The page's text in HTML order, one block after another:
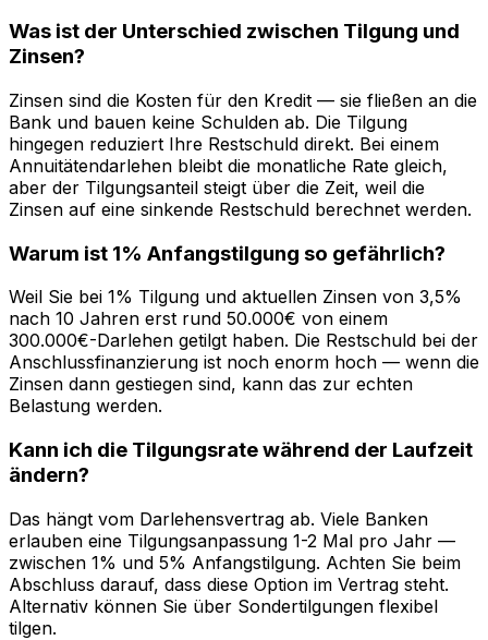
Was ist der Unterschied zwischen Tilgung und
Zinsen?
Zinsen sind die Kosten für den Kredit — sie fließen an die
Bank und bauen keine Schulden ab. Die Tilgung
hingegen reduziert Ihre Restschuld direkt. Bei einem
Annuitätendarlehen bleibt die monatliche Rate gleich,
aber der Tilgungsanteil steigt über die Zeit, weil die
Zinsen auf eine sinkende Restschuld berechnet werden.
Warum ist 1% Anfangstilgung so gefährlich?
Weil Sie bei 1% Tilgung und aktuellen Zinsen von 3,5%
nach 10 Jahren erst rund 50.000€ von einem
300.000€-Darlehen getilgt haben. Die Restschuld bei der
Anschlussfinanzierung ist noch enorm hoch — wenn die
Zinsen dann gestiegen sind, kann das zur echten
Belastung werden.
Kann ich die Tilgungsrate während der Laufzeit
ändern?
Das hängt vom Darlehensvertrag ab. Viele Banken
erlauben eine Tilgungsanpassung 1-2 Mal pro Jahr —
zwischen 1% und 5% Anfangstilgung. Achten Sie beim
Abschluss darauf, dass diese Option im Vertrag steht.
Alternativ können Sie über Sondertilgungen flexibel
tilgen.